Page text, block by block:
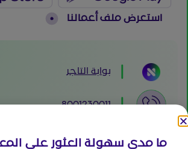
استعرض ملف أعمالنا
بوابة التاجر
8001230011
info@namipay.com.sa
ما مدى سهولة العثور على